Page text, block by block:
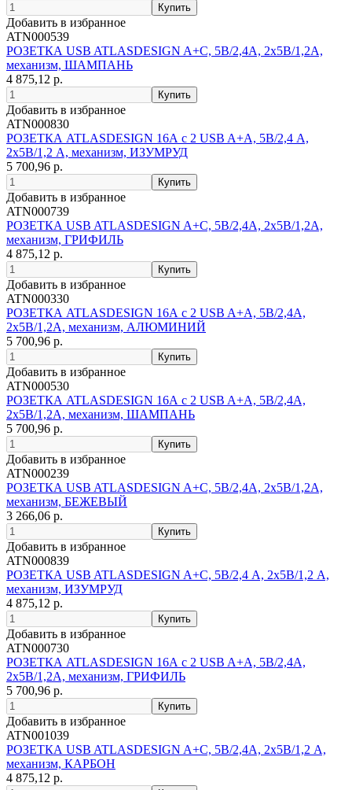
Добавить в избранное
ATN000539
РОЗЕТКА USB ATLASDESIGN A+С, 5В/2,4А, 2х5В/1,2А,
механизм, ШАМПАНЬ
4 875,12 р.
Добавить в избранное
ATN000830
РОЗЕТКА ATLASDESIGN 16А c 2 USB A+A, 5В/2,4 А,
2х5В/1,2 А, механизм, ИЗУМРУД
5 700,96 р.
Добавить в избранное
ATN000739
РОЗЕТКА USB ATLASDESIGN A+С, 5В/2,4А, 2х5В/1,2А,
механизм, ГРИФИЛЬ
4 875,12 р.
Добавить в избранное
ATN000330
РОЗЕТКА ATLASDESIGN 16А c 2 USB A+A, 5В/2,4А,
2х5В/1,2А, механизм, АЛЮМИНИЙ
5 700,96 р.
Добавить в избранное
ATN000530
РОЗЕТКА ATLASDESIGN 16А c 2 USB A+A, 5В/2,4А,
2х5В/1,2А, механизм, ШАМПАНЬ
5 700,96 р.
Добавить в избранное
ATN000239
РОЗЕТКА USB ATLASDESIGN A+С, 5В/2,4А, 2х5В/1,2А,
механизм, БЕЖЕВЫЙ
3 266,06 р.
Добавить в избранное
ATN000839
РОЗЕТКА USB ATLASDESIGN A+С, 5В/2,4 А, 2х5В/1,2 А,
механизм, ИЗУМРУД
4 875,12 р.
Добавить в избранное
ATN000730
РОЗЕТКА ATLASDESIGN 16А c 2 USB A+A, 5В/2,4А,
2х5В/1,2А, механизм, ГРИФИЛЬ
5 700,96 р.
Добавить в избранное
ATN001039
РОЗЕТКА USB ATLASDESIGN A+С, 5В/2,4А, 2х5В/1,2 А,
механизм, КАРБОН
4 875,12 р.